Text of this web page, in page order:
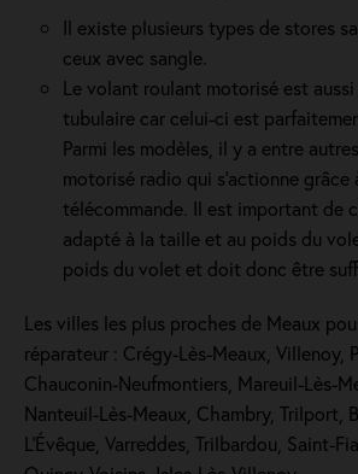
Il existe plusieurs types de stores
ceux avec sangle.
Le volant roulant motorisé est
tubulaire car celui-ci est
Parmi les modèles, il y a entre
motorisé radio qui s'actionne grâce
télécommande. Il est important de
adapté à la taille et au poids du
poids du volet et doit donc être
Les villes les plus proches de Meaux
réparateur : Crégy-Lès-Meaux, Villenoy,
Chauconin-Neufmontiers, Mareuil-Lès-
Nanteuil-Lès-Meaux, Chambry, Trilport,
L'Évêque, Varreddes, Trilbardou, Saint-